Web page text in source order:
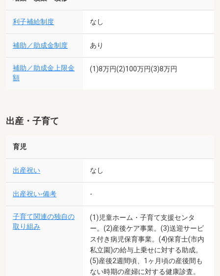
利子補給制度 なし
補助／助成金制度 あり
補助／助成金上限金
額
(1)8万円(2)100万円(3)8万円
出産・子育て
育児
出産祝い なし
出産祝い-備考 -
子育て関連の独自の
取り組み
(1)児童ホーム・子育て支援センタ
ー。(2)産後ケア事業。(3)送迎サービ
ス付き病児保育事業。(4)保育士(市内
私立園)の給与上乗せに対する助成。
(5)産後2週間頃、1ヶ月頃の産後間も
ない時期の産婦に対する健康診査。